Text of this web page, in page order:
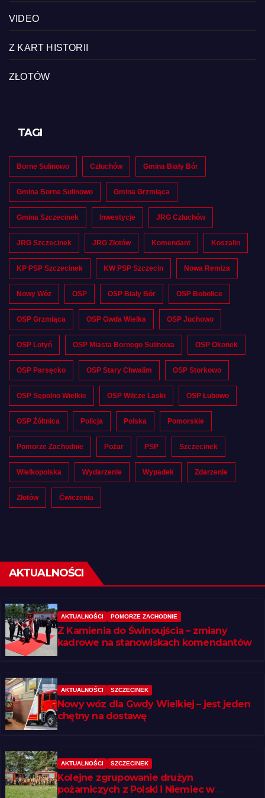
VIDEO
Z KART HISTORII
ZŁOTÓW
TAGI
Borne Sulinowo Człuchów Gmina Biały Bór
Gmina Borne Sulinowo Gmina Grzmiąca
Gmina Szczecinek Inwestycje JRG Człuchów
JRG Szczecinek JRG Złotów Komendant Koszalin
KP PSP Szczecinek KW PSP Szczecin Nowa Remiza
Nowy Wóz OSP OSP Biały Bór OSP Bobolice
OSP Grzmiąca OSP Gwda Wielka OSP Juchowo
OSP Lotyń OSP Miasta Bornego Sulinowa OSP Okonek
OSP Parsęcko OSP Stary Chwalim OSP Storkowo
OSP Sępolno Wielkie OSP Wilcze Laski OSP Łubowo
OSP Żółtnica Policja Polska Pomorskie
Pomorze Zachodnie Pożar PSP Szczecinek
Wielkopolska Wydarzenie Wypadek Zdarzenie
Złotów Ćwiczenia
AKTUALNOŚCI
AKTUALNOŚCI POMORZE ZACHODNIE
Z Kamienia do Świnoujścia – zmiany
kadrowe na stanowiskach komendantów
AKTUALNOŚCI SZCZECINEK
Nowy wóz dla Gwdy Wielkiej – jest jeden
chętny na dostawę
AKTUALNOŚCI SZCZECINEK
Kolejne zgrupowanie drużyn
pożarniczych z Polski i Niemiec w